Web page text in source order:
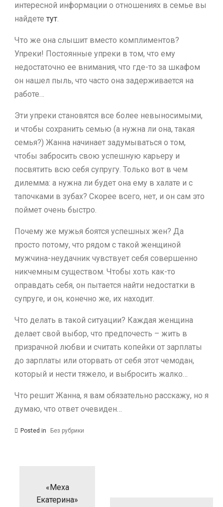
интересной информации о отношениях в семье вы
найдете тут.
Что же она слышит вместо комплиментов?
Упреки! Постоянные упреки в том, что ему
недостаточно ее внимания, что где-то за шкафом
он нашел пыль, что часто она задерживается на
работе…
Эти упреки становятся все более невыносимыми,
и чтобы сохранить семью (а нужна ли она, такая
семья?) Жанна начинает задумываться о том,
чтобы забросить свою успешную карьеру и
посвятить всю себя супругу. Только вот в чем
дилемма: а нужна ли будет она ему в халате и с
тапочками в зубах? Скорее всего, нет, и он сам это
поймет очень быстро.
Почему же мужья боятся успешных жен? Да
просто потому, что рядом с такой женщиной
мужчина-неудачник чувствует себя совершенно
никчемным существом. Чтобы хоть как-то
оправдать себя, он пытается найти недостатки в
супруге, и он, конечно же, их находит.
Что делать в такой ситуации? Каждая женщина
делает свой выбор, что предпочесть – жить в
призрачной любви и считать копейки от зарплаты
до зарплаты или оторвать от себя этот чемодан,
который и нести тяжело, и выбросить жалко…
Что решит Жанна, я вам обязательно расскажу, но я
думаю, что ответ очевиден…
Posted in Без рубрики
записям«Меха
Екатерина»